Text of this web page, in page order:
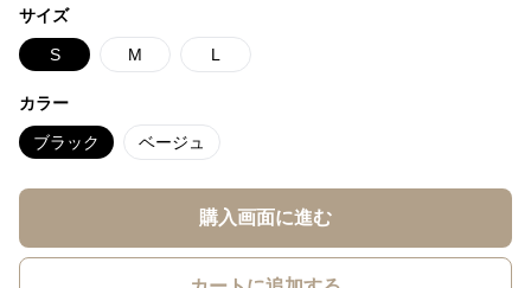
サイズ
S M L
カラー
ブラック ベージュ
購入画面に進む